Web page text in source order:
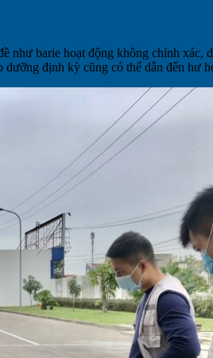
như barie hoạt động không chính xác,
dưỡng định kỳ cũng có thể dẫn đến hư